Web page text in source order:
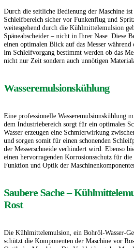
Durch die seitliche Bedienung der Maschine
Schleifbereich sicher vor Funkenflug und
weitesgehend durch die Kühlmittelemulsion
Späneabscheider – nicht in Ihrer Nase. Diese
einen optimalen Blick auf das Messer während
im Schleifvorgang bestimmt werden ob das
nicht nur Zeit sondern auch unnötigen
Wasseremulsionskühlung
Eine professionelle Wasseremulsionskühlung
dem Industriebereich sorgt für ein optimales
Wasser erzeugen eine Schmierwirkung
und sorgen somit für einen schonenden
der Messerschneide verhindert wird. Ebenso
einen hervorragenden Korrosionsschutz für
Funktion und Optik der
Saubere Sache –
Rost
Die Kühlmittelemulsion, ein Bohröl-Wasser-
schützt die Komponenten der Maschine vor